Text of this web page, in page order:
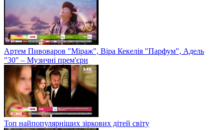
Артем Пивоваров "Міраж", Віра Кекелія "Парфум", Адель
"30" – Музичні прем'єри
Топ найпопулярніших зіркових дітей світу